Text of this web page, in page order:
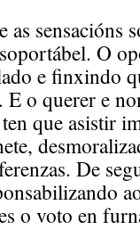
sensacións
O
e finxindo
E o querer e
que asistir
De
o voto en